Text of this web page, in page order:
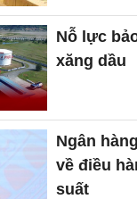
Nỗ lực
xăng dầu
Ngân
về điều
suất